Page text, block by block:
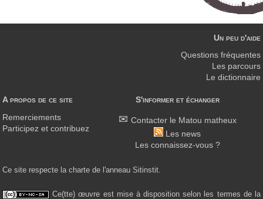
A propos de ce site
Remerciements
Participez et contribuez
S'informer et échanger
Contacter le Matou matheux
Les news
Les connaissez-vous ?
Un peu d'aide
Questions fréquentes
Les parcours
Le dictionnaire
Ce site respecte la charte de l'anneau Sitinstit.
Ce(tte) œuvre est mise à disposition selon les termes de la